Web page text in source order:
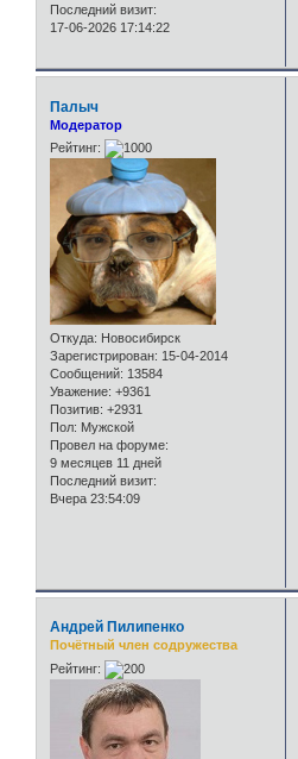
Последний визит:
17-06-2026 17:14:22
Палыч
Модератор
Рейтинг:
Откуда: Новосибирск
Зарегистрирован: 15-04-2014
Сообщений: 13584
Уважение: +9361
Позитив: +2931
Пол: Мужской
Провел на форуме:
9 месяцев 11 дней
Последний визит:
Вчера 23:54:09
Андрей Пилипенко
Почётный член содружества
Рейтинг: